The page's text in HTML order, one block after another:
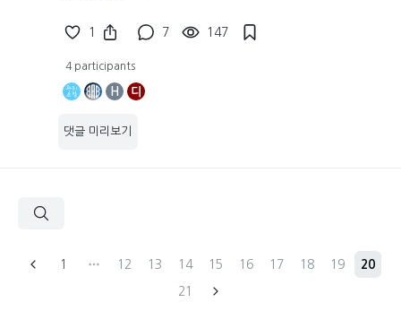
1 7 147
4 participants
H 디
댓글 미리보기
1 12 13 14 15 16 17 18 19 20
21